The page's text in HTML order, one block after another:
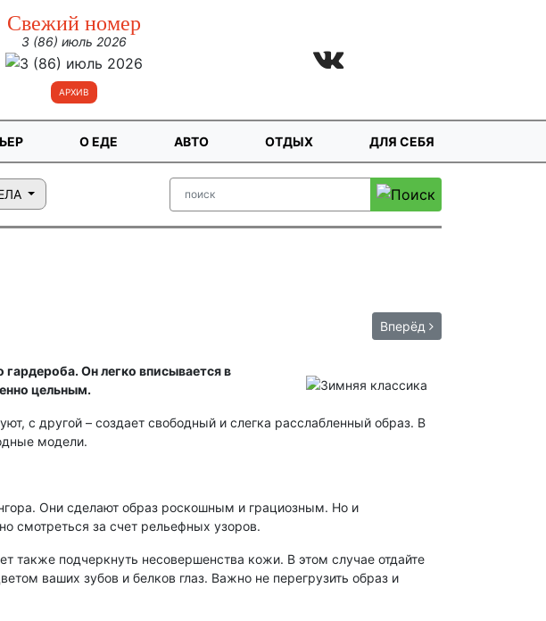
Свежий номер
3 (86) июль 2026
АРХИВ
О ЕДЕ АВТО ОТДЫХ ДЛЯ СЕБЯ
Вперёд
Он легко вписывается в
цельным.
с другой – создает свободный и слегка расслабленный образ. В
модели.
Они сделают образ роскошным и грациозным. Но и
смотреться за счет рельефных узоров.
также подчеркнуть несовершенства кожи. В этом случае отдайте
ваших зубов и белков глаз. Важно не перегрузить образ и